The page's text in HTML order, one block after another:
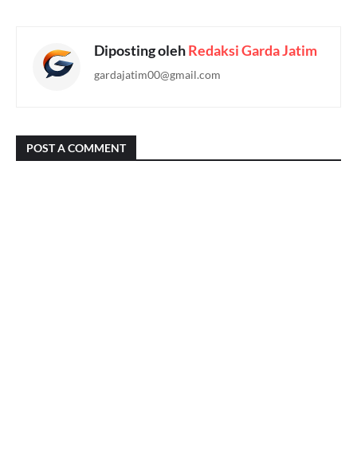
Diposting olehRedaksi Garda Jatim
gardajatim00@gmail.com
POST A COMMENT